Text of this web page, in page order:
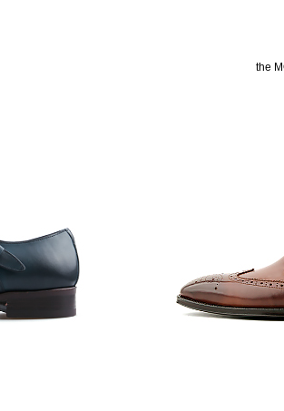
the